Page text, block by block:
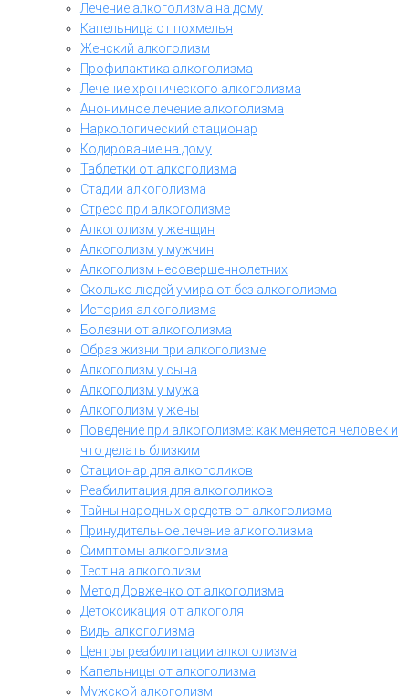
Лечение алкоголизма на дому
Капельница от похмелья
Женский алкоголизм
Профилактика алкоголизма
Лечение хронического алкоголизма
Анонимное лечение алкоголизма
Наркологический стационар
Кодирование на дому
Таблетки от алкоголизма
Стадии алкоголизма
Стресс при алкоголизме
Алкоголизм у женщин
Алкоголизм у мужчин
Алкоголизм несовершеннолетних
Сколько людей умирают без алкоголизма
История алкоголизма
Болезни от алкоголизма
Образ жизни при алкоголизме
Алкоголизм у сына
Алкоголизм у мужа
Алкоголизм у жены
Поведение при алкоголизме: как меняется человек и
что делать близким
Стационар для алкоголиков
Реабилитация для алкоголиков
Тайны народных средств от алкоголизма
Принудительное лечение алкоголизма
Симптомы алкоголизма
Тест на алкоголизм
Метод Довженко от алкоголизма
Детоксикация от алкоголя
Виды алкоголизма
Центры реабилитации алкоголизма
Капельницы от алкоголизма
Мужской алкоголизм